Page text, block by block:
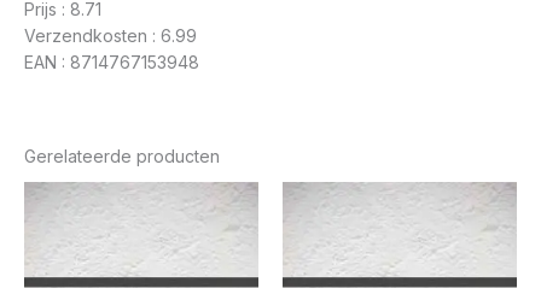
Prijs : 8.71
Verzendkosten : 6.99
EAN : 8714767153948
Gerelateerde producten